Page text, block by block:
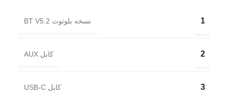
1 نسخه بلوتوث BT V5.2
2 کابل AUX
3 کابل USB-C